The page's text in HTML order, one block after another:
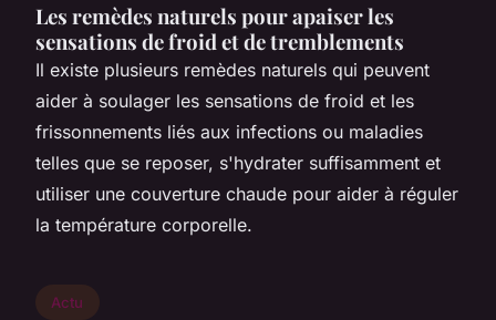
Les remèdes naturels pour apaiser les
sensations de froid et de tremblements
Il existe plusieurs remèdes naturels qui peuvent
aider à soulager les sensations de froid et les
frissonnements liés aux infections ou maladies
telles que se reposer, s'hydrater suffisamment et
utiliser une couverture chaude pour aider à réguler
la température corporelle.
Actu